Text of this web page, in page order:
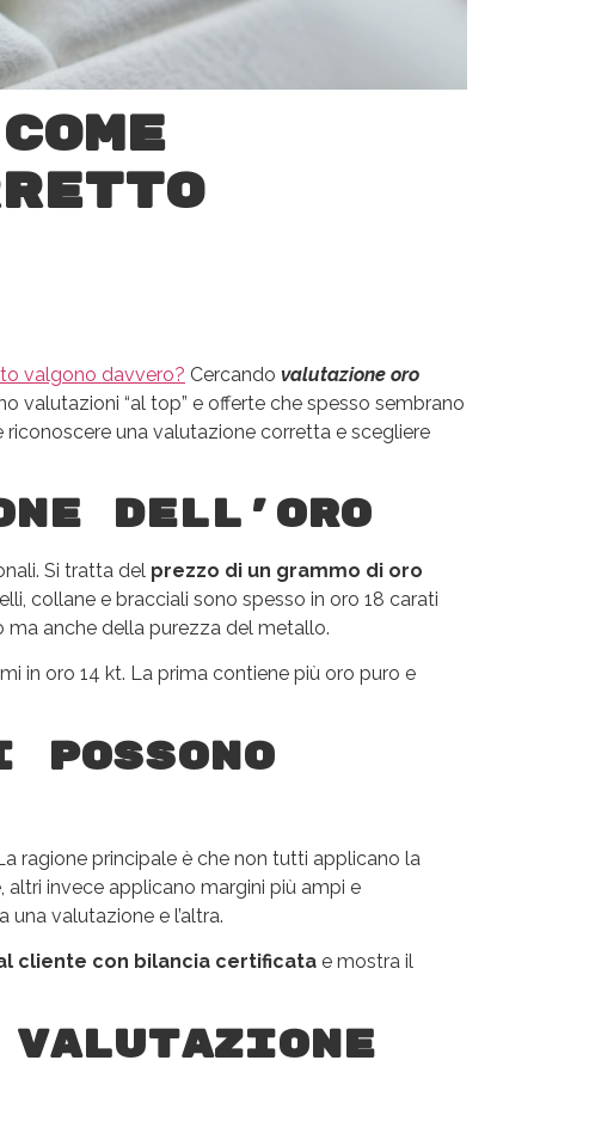
valgono davvero? Cercando valutazione oro
valutazioni “al top” e offerte che spesso sembrano
una valutazione corretta e scegliere
dell’oro
Si tratta del prezzo di un grammo di oro
collane e bracciali sono spesso in oro 18 carati
ma anche della purezza del metallo.
in oro 14 kt. La prima contiene più oro puro e
possono
ragione principale è che non tutti applicano la
invece applicano margini più ampi e
valutazione e l’altra.
cliente con bilancia certificata e mostra il